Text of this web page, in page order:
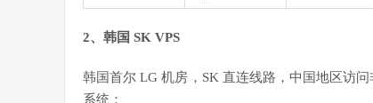
2、韩国 SK VPS
韩国首尔 LG 机房，SK 直连线路，中国地区访
系统：